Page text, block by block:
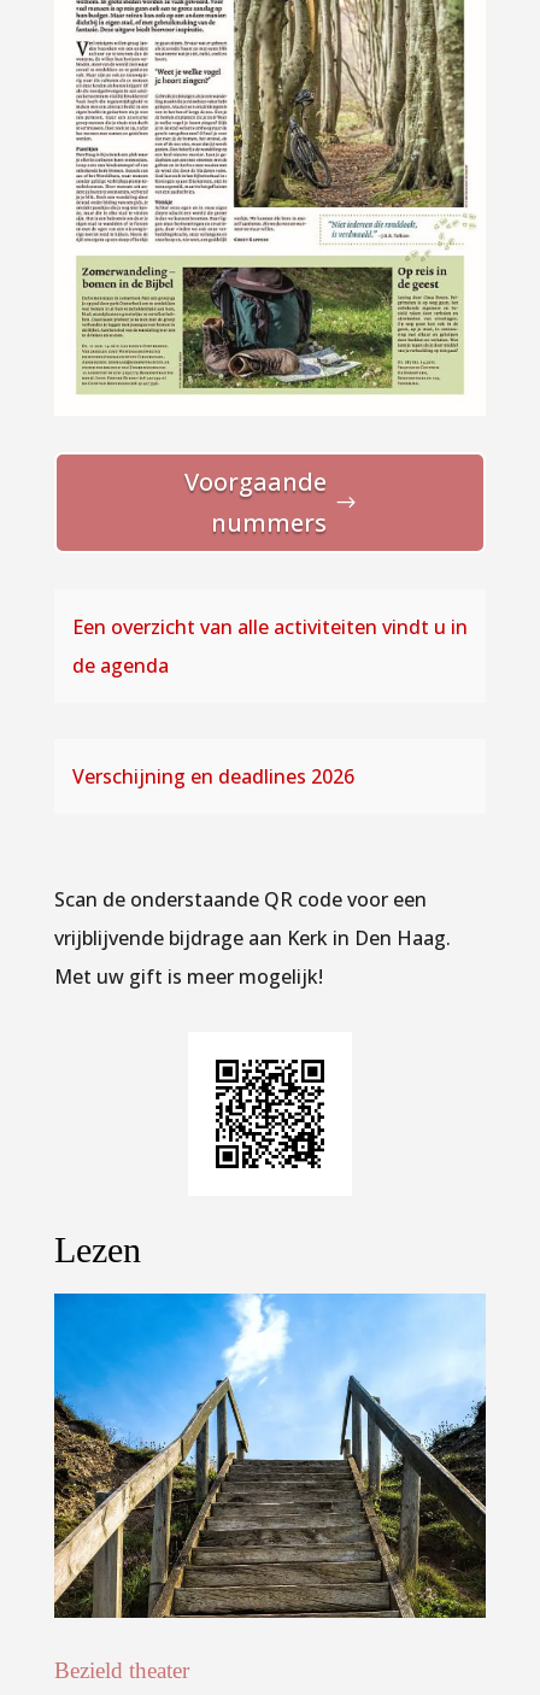
Voorgaande
nummers
Een overzicht van alle activiteiten vindt u in
de agenda
Verschijning en deadlines 2026
Scan de onderstaande QR code voor een
vrijblijvende bijdrage aan Kerk in Den Haag.
Met uw gift is meer mogelijk!
Lezen
Bezield theater